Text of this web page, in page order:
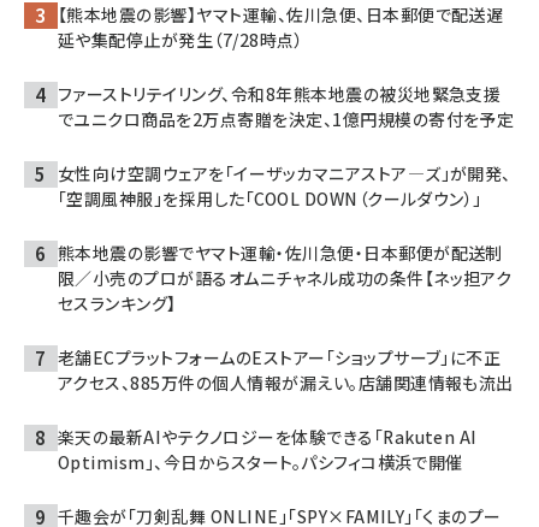
【熊本地震の影響】ヤマト運輸、佐川急便、日本郵便で配送遅
延や集配停止が発生（7/28時点）
ファーストリテイリング、令和8年熊本地震の被災地緊急支援
でユニクロ商品を2万点寄贈を決定、1億円規模の寄付を予定
女性向け空調ウェアを「イーザッカマニアストア―ズ」が開発、
「空調風神服」を採用した「COOL DOWN（クールダウン）」
熊本地震の影響でヤマト運輸・佐川急便・日本郵便が配送制
限／小売のプロが語るオムニチャネル成功の条件【ネッ担アク
セスランキング】
老舗ECプラットフォームのEストアー「ショップサーブ」に不正
アクセス、885万件の個人情報が漏えい。店舗関連情報も流出
楽天の最新AIやテクノロジーを体験できる「Rakuten AI
Optimism」、今日からスタート。パシフィコ横浜で開催
千趣会が「刀剣乱舞 ONLINE」「SPY×FAMILY」「くまのプー